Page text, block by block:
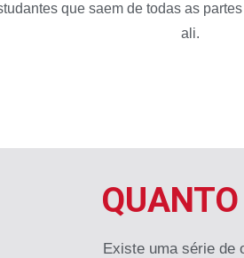
que saem de todas as
ali.
Existe uma série de